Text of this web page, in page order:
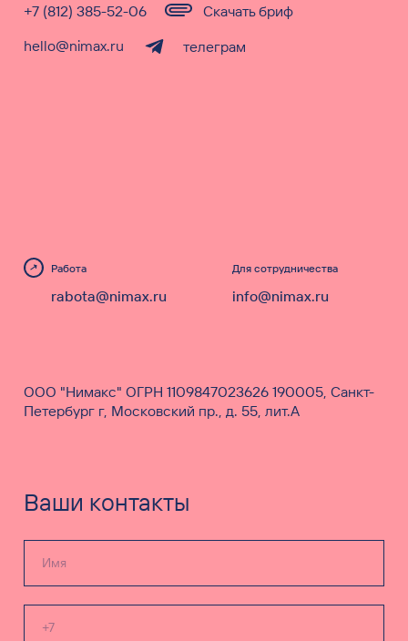
hello@nimax.ru
+7 (812) 385-52-06
телеграм
Скачать бриф
Работа
rabota@nimax.ru
Для сотрудничества
info@nimax.ru
ООО "Нимакс" ОГРН 1109847023626 190005, Санкт-
Петербург г, Московский пр., д. 55, лит.А
Ваши контакты